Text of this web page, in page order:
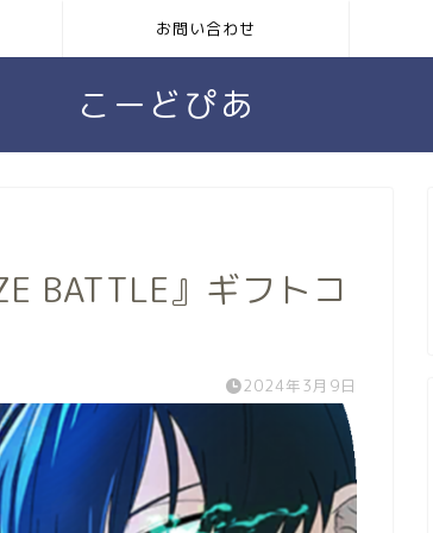
お問い合わせ
こーどぴあ
BATTLE』ギフトコ
2024年3月9日